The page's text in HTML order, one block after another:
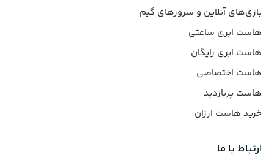
بازی‌های آنلاین و سرورهای گیم
هاست ابری ساعتی
هاست ابری رایگان
هاست اختصاصی
هاست پربازدید
خرید هاست ارزان
ارتباط با ما